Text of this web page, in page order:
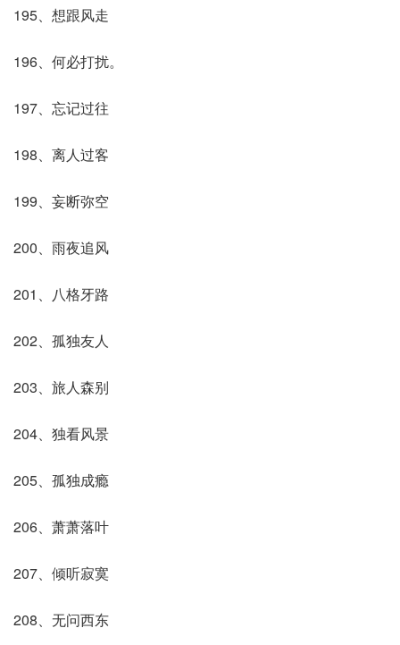
195、想跟风走
196、何必打扰。
197、忘记过往
198、离人过客
199、妄断弥空
200、雨夜追风
201、八格牙路
202、孤独友人
203、旅人森别
204、独看风景
205、孤独成瘾
206、萧萧落叶
207、倾听寂寞
208、无问西东